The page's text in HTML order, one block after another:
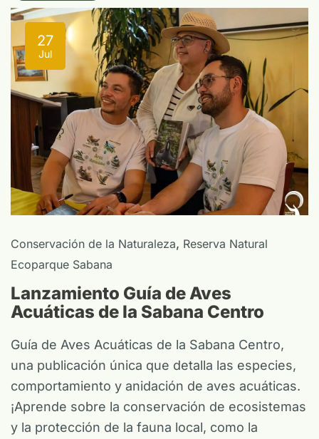
27
Jul
Conservación de la Naturaleza, Reserva Natural
Ecoparque Sabana
Lanzamiento Guía de Aves
Acuáticas de la Sabana Centro
Guía de Aves Acuáticas de la Sabana Centro,
una publicación única que detalla las especies,
comportamiento y anidación de aves acuáticas.
¡Aprende sobre la conservación de ecosistemas
y la protección de la fauna local, como la